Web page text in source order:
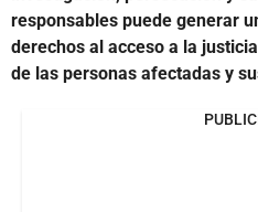
responsables puede generar
derechos al acceso a la
de las personas afectadas y